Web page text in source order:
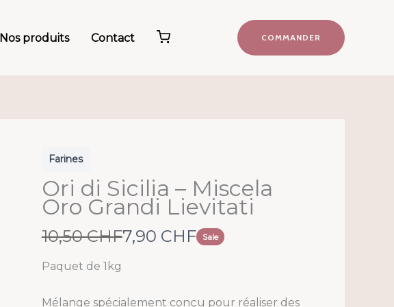
Nos produits Contact COMMANDER
Farines
Ori di Sicilia – Miscela
Oro Grandi Lievitati
W
a
10,50 CHFN
7,90 CHF Sale
Paquet de 1kg
Mélange spécialement conçu pour réaliser des